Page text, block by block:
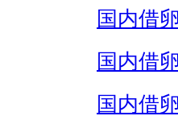
国内借
国内借
国内借